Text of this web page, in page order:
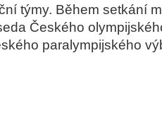
týmy. Během setkání
Českého
paralympijského